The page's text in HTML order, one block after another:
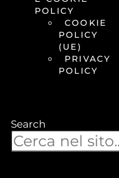
POLICY
COOKIE
POLICY
(UE)
PRIVACY
POLICY
Search